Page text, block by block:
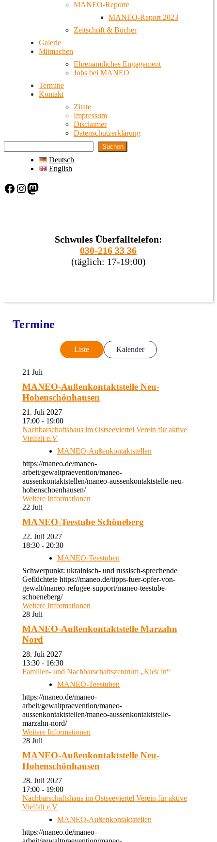
MANEO-Reporte
MANEO-Report 2023
Zeitschrift & Bücher
Galerie
Mitmachen
Ehrenamtliches Engagement
Jobs bei MANEO
Termine
Kontakt
Zitate
Impressum
Disclaimer
Datenschutzerklärung
Suchen
Deutsch
English
Facebook Instagram Mastodon
Schwules Überfalltelefon:
030-216 33 36
(täglich: 17-19:00)
Termine
Liste Kalender
21 Juli
MANEO-Außenkontaktstelle Neu-
Hohenschönhausen
21. Juli 2027
17:00 - 19:00
Nachbarschaftshaus im Ostseeviertel Verein für aktive
Vielfalt e.V
MANEO-Außenkontaktstellen
https://maneo.de/maneo-
arbeit/gewaltpraevention/maneo-
aussenkontaktstellen/maneo-aussenkontaktstelle-neu-
hohenschoenhausen/
Weitere Informationen
22 Juli
MANEO-Teestube Schöneberg
22. Juli 2027
18:30 - 20:30
MANEO-Teestuben
Schwerpunkt: ukrainisch- und russisch-sprechende
Geflüchtete https://maneo.de/tipps-fuer-opfer-von-
gewalt/maneo-refugee-support/maneo-teestube-
schoeneberg/
Weitere Informationen
28 Juli
MANEO-Außenkontaktstelle Marzahn
Nord
28. Juli 2027
13:30 - 16:30
Familien- und Nachbarschaftszentrum „Kiek in“
MANEO-Teestuben
https://maneo.de/maneo-
arbeit/gewaltpraevention/maneo-
aussenkontaktstellen/maneo-aussenkontaktstelle-
marzahn-nord/
Weitere Informationen
28 Juli
MANEO-Außenkontaktstelle Neu-
Hohenschönhausen
28. Juli 2027
17:00 - 19:00
Nachbarschaftshaus im Ostseeviertel Verein für aktive
Vielfalt e.V
MANEO-Außenkontaktstellen
https://maneo.de/maneo-